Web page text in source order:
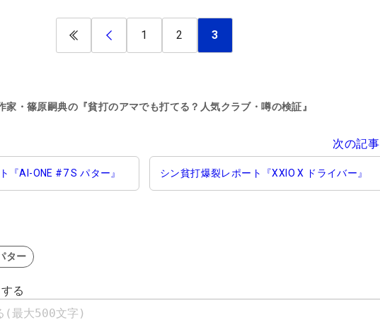
1 2 3
家・篠原嗣典の『貧打のアマでも打てる？人気クラブ・噂の検証』
次の記事
『AI-ONE #7 S パター』 シン貧打爆裂レポート『XXIO X ドライバー』
ター